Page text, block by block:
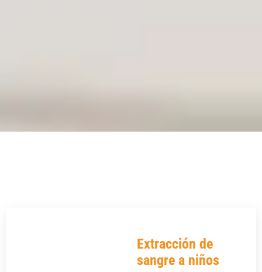
Extracción de
sangre a niños